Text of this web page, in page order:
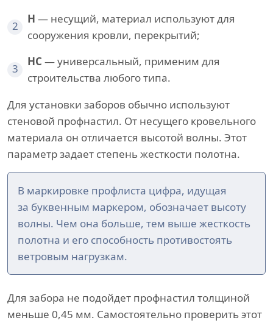
2 Н — несущий, материал используют для
сооружения кровли, перекрытий;
3 НС — универсальный, применим для
строительства любого типа.
Для установки заборов обычно используют
стеновой профнастил. От несущего кровельного
материала он отличается высотой волны. Этот
параметр задает степень жесткости полотна.
В маркировке профлиста цифра, идущая
за буквенным маркером, обозначает высоту
волны. Чем она больше, тем выше жесткость
полотна и его способность противостоять
ветровым нагрузкам.
Для забора не подойдет профнастил толщиной
меньше 0,45 мм. Самостоятельно проверить этот